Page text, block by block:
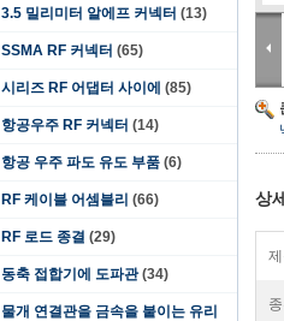
3.5 밀리미터 알에프 커넥터 (13)
SSMA RF 커넥터 (65)
시리즈 RF 어댑터 사이에 (85)
항공우주 RF 커넥터 (14)
항공 우주 파도 유도 부품 (6)
RF 케이블 어셈블리 (66)
RF 로드 종결 (29)
동축 접합기에 도파관 (34)
물개 연결관을 금속을 붙이는 유리
상